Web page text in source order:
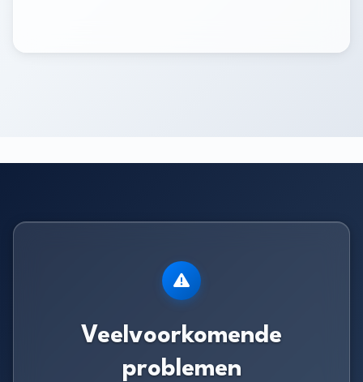
Veelvoorkomende
problemen